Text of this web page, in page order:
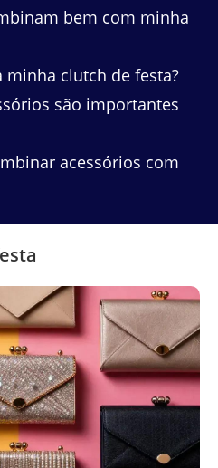
bem com minha
minha clutch de festa?
são importantes
acessórios com